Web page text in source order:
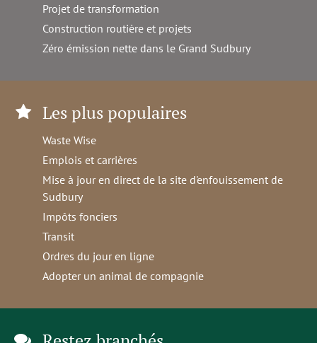
Projet de transformation
Construction routière et projets
Zéro émission nette dans le Grand Sudbury
Les plus populaires
Waste Wise
Emplois et carrières
Mise à jour en direct de la site d'enfouissement de
Sudbury
Impôts fonciers
Transit
Ordres du jour en ligne
Adopter un animal de compagnie